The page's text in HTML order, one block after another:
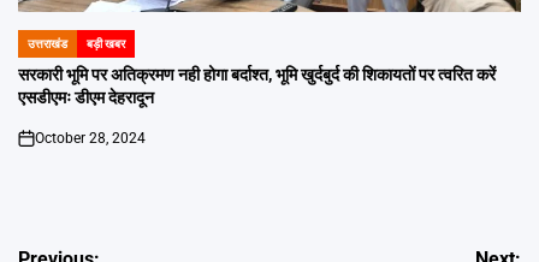
POSTED
IN
उत्तराखंड बड़ी खबर
सरकारी भूमि पर अतिक्रमण नही होगा बर्दाश्त, भूमि खुर्दबुर्द की शिकायतों पर त्वरित करें
एसडीएमः डीएम देहरादून
on
October 28, 2024